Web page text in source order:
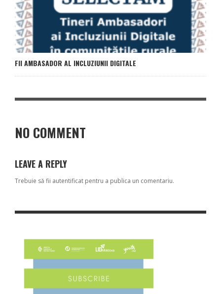
FII AMBASADOR AL INCLUZIUNII DIGITALE
NO COMMENT
LEAVE A REPLY
Trebuie să fii autentificat pentru a publica un comentariu.